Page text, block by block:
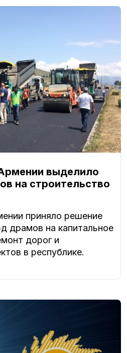
выделило
на строительство
приняло решение
драмов на капитальное
дорог и
в республике.